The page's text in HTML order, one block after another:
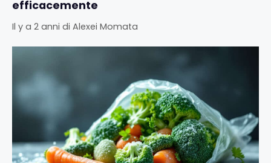
efficacemente
Il y a 2 anni di Alexei Momata